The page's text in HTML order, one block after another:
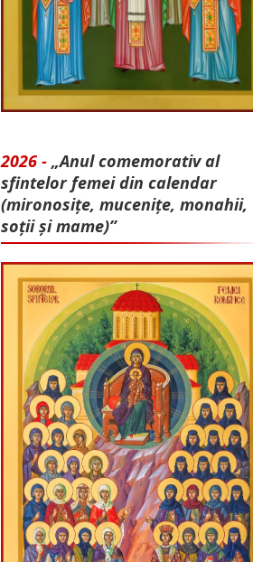
2026 - „Anul comemorativ al
sfintelor femei din calendar
(mironosițe, mu­cenițe, monahii,
soții și mame)”